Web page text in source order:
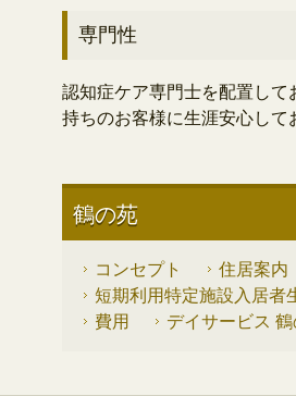
専門性
認知症ケア専門士を配置し
持ちのお客様に生涯安心して
鶴の苑
コンセプト 住居案内
短期利用特定施設入居者
費用
デイサービス 鶴